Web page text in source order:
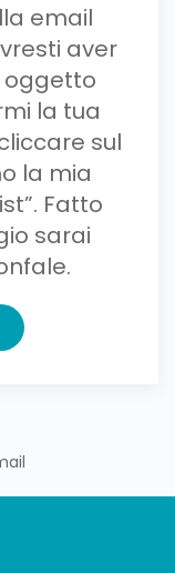
email
aver
oggetto
la tua
sul
la mia
Fatto
sarai